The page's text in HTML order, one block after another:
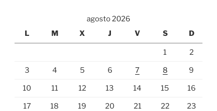
agosto 2026
L
M X J V S D
1 2
3 4 5 6 7 8 9
10 11 12 13 14 15 16
17 18 19 20 21 22 23